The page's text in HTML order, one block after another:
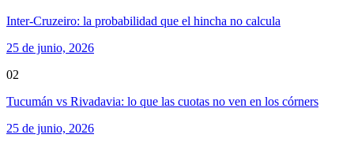
Inter-Cruzeiro: la probabilidad que el hincha no calcula
25 de junio, 2026
02
Tucumán vs Rivadavia: lo que las cuotas no ven en los córners
25 de junio, 2026